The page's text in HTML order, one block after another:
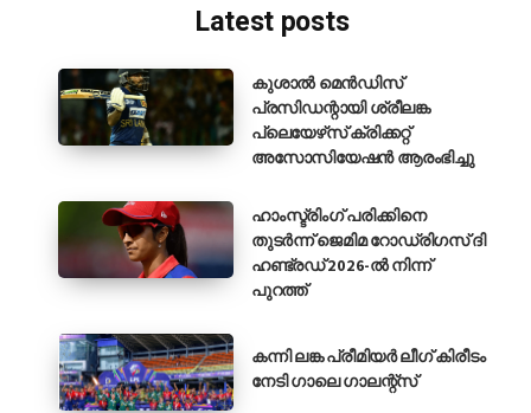
Latest posts
കുശാൽ മെൻഡിസ്
പ്രസിഡന്റായി ശ്രീലങ്ക
പ്ലെയേഴ്‌സ് ക്രിക്കറ്റ്
അസോസിയേഷൻ ആരംഭിച്ചു
ഹാംസ്ട്രിംഗ് പരിക്കിനെ
തുടർന്ന് ജെമിമ റോഡ്രിഗസ് ദി
ഹണ്ട്രഡ് 2026-ൽ നിന്ന്
പുറത്ത്
കന്നി ലങ്ക പ്രീമിയർ ലീഗ് കിരീടം
നേടി ഗാലെ ഗാലന്റ്‌സ്